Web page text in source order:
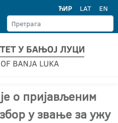
ЋИР LAT EN
о пријављеним
у звање за ужу